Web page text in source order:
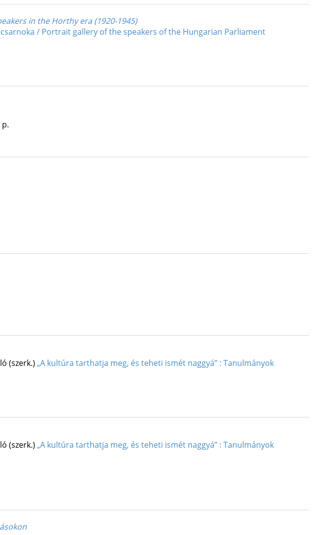
in the Horthy era (1920-1945)
/ Portrait gallery of the speakers of the Hungarian Parliament
p.
(szerk.) „A kultúra tarthatja meg, és teheti ismét naggyá” : Tanulmányok
(szerk.) „A kultúra tarthatja meg, és teheti ismét naggyá” : Tanulmányok